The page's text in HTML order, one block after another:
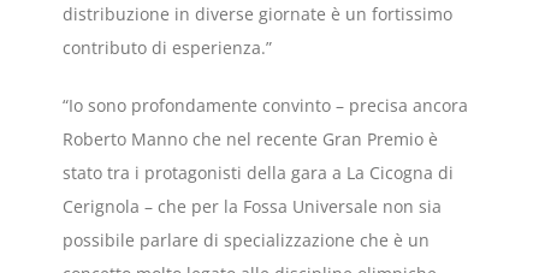
distribuzione in diverse giornate è un fortissimo
contributo di esperienza.”
“Io sono profondamente convinto – precisa ancora
Roberto Manno che nel recente Gran Premio è
stato tra i protagonisti della gara a La Cicogna di
Cerignola – che per la Fossa Universale non sia
possibile parlare di specializzazione che è un